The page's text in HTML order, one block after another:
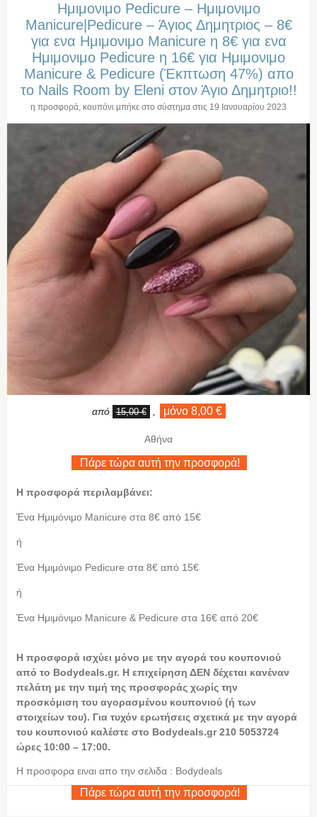
Ημιμονιμο Pedicure – Ημιμονιμο
Manicure|Pedicure – Άγιος Δημητριος – 8€
για ενα Ημιμονιμο Manicure η 8€ για ενα
Ημιμονιμο Pedicure η 16€ για Ημιμονιμο
Manicure & Pedicure (Έκπτωση 47%) απο
το Nails Room by Eleni στον Άγιο Δημητριο!!
η προσφορά, κουπόνι μπήκε στο σύστημα στις 19 Ιανουαρίου 2023
από 15,00 € μόνο 8,00 €
Αθήνα
Πάρε τώρα αυτή την προσφορά!
Η προσφορά περιλαμβάνει:
Ένα Ημιμόνιμο Manicure στα 8€ από 15€
ή
Ένα Ημιμόνιμο Pedicure στα 8€ από 15€
ή
Ένα Ημιμόνιμο Manicure & Pedicure στα 16€ από 20€
Η προσφορά ισχύει μόνο με την αγορά του κουπονιού
από το Bodydeals.gr. Η επιχείρηση ΔΕΝ δέχεται κανέναν
πελάτη με την τιμή της προσφοράς χωρίς την
προσκόμιση του αγορασμένου κουπονιού (ή των
στοιχείων του). Για τυχόν ερωτήσεις σχετικά με την αγορά
του κουπονιού καλέστε στο Bodydeals.gr 210 5053724
ώρες 10:00 – 17:00.
Η προσφορα ειναι απο την σελιδα : Bodydeals
Πάρε τώρα αυτή την προσφορά!